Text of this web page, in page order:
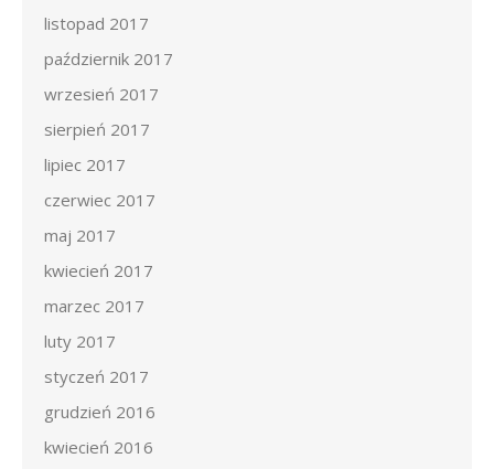
listopad 2017
październik 2017
wrzesień 2017
sierpień 2017
lipiec 2017
czerwiec 2017
maj 2017
kwiecień 2017
marzec 2017
luty 2017
styczeń 2017
grudzień 2016
kwiecień 2016